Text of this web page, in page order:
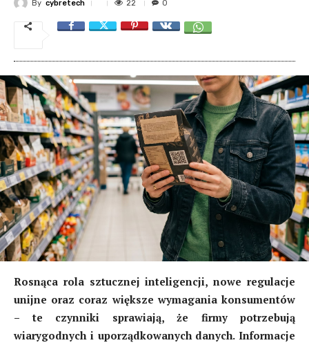
By cybretech 22 0
Rosnąca rola sztucznej inteligencji, nowe regulacje
unijne oraz coraz większe wymagania konsumentów
– te czynniki sprawiają, że firmy potrzebują
wiarygodnych i uporządkowanych danych. Informacje